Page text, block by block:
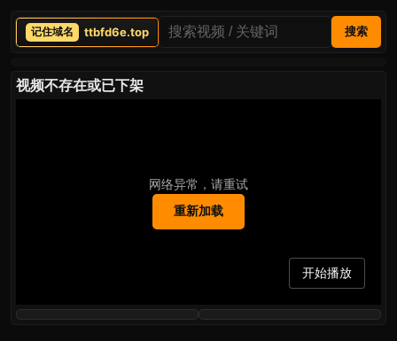
ttbfd6e.top 搜索
视频不存在或已下架
网络异常，请重试
重新加载
开始播放